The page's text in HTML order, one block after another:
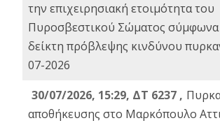
την επιχειρησιακή ετοιμότητα του
Πυροσβεστικού Σώματος σύμφωνα
δείκτη πρόβλεψης κινδύνου
07-2026
30/07/2026, 15:29, ΔΤ 6237 ,
αποθήκευσης στο Μαρκόπουλο